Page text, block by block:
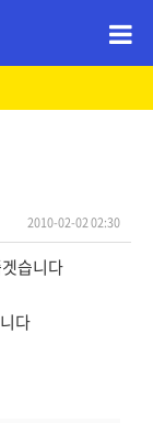
2010-02-02 02:30
습니다
다